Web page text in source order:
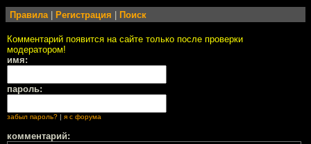
Правила | Регистрация | Поиск
Комментарий появится на сайте только после проверки
модератором!
имя:
пароль:
забыл пароль? | я с форума
комментарий: